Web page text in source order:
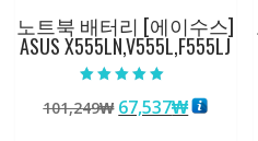
노트북 배터리 [에이수스]
ASUS X555LN,V555L,F555LJ
5.00
로 평가됨
101,249₩ 원
67,537₩현